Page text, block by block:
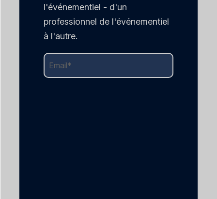
l'événementiel - d'un
professionnel de l'événementiel
à l'autre.